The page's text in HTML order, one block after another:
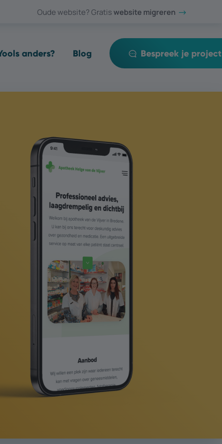
Oude website? Gratiswebsite migreren
anders? Blog Bespreek je project